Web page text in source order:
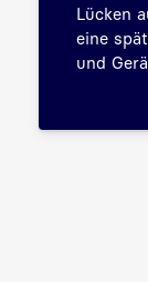
Lücken
eine
und